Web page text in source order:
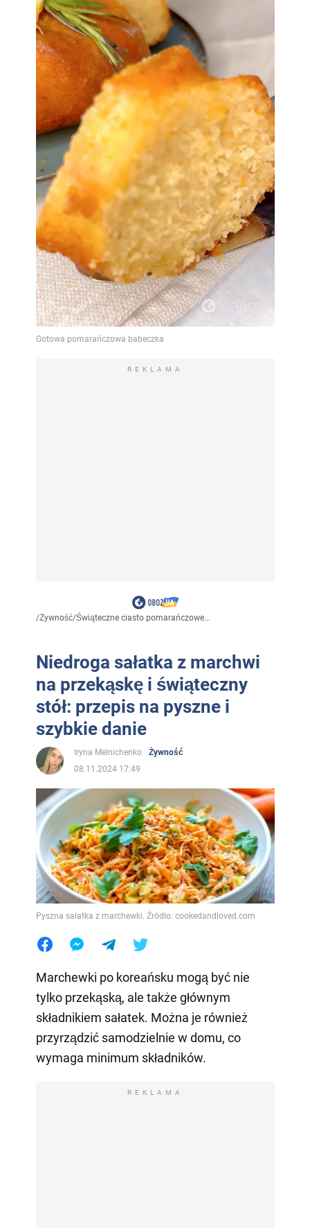
REKLAMA
/Żywność/Świąteczne ciasto pomarańczowe...
Niedroga sałatka z marchwi
na przekąskę i świąteczny
stół: przepis na pyszne i
szybkie danie
Iryna Melnichenko
Żywność
08.11.2024 17:49
Pyszna sałatka z marchewki. Źródło: cookedandloved.com
Marchewki po koreańsku mogą być nie
tylko przekąską, ale także głównym
składnikiem sałatek. Można je również
przyrządzić samodzielnie w domu, co
wymaga minimum składników.
REKLAMA